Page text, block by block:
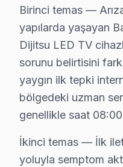
Servis sürecinin
Ücretsiz Arıza
Şeffaf Fiyat Teklifi:
Garantili Servis
» Basit arızalarda
Bayrampaşa ×
Bayrampaşa Dijitsu
Arıza profili
Birinci temas —
yapılarda yaşayan
Dijitsu LED TV
sorunu belirtisini
yaygın ilk tepki
bölgedeki uzman
genellikle saat
İkinci temas — İlk
yoluyla semptom